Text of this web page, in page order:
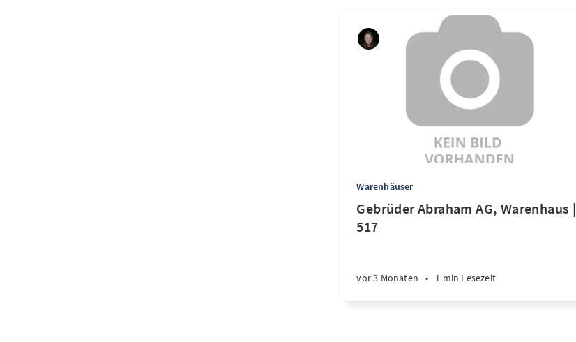
Warenhäuser
Gebrüder Abraham AG, Warenhaus |
517
vor 3 Monaten • 1 min Lesezeit